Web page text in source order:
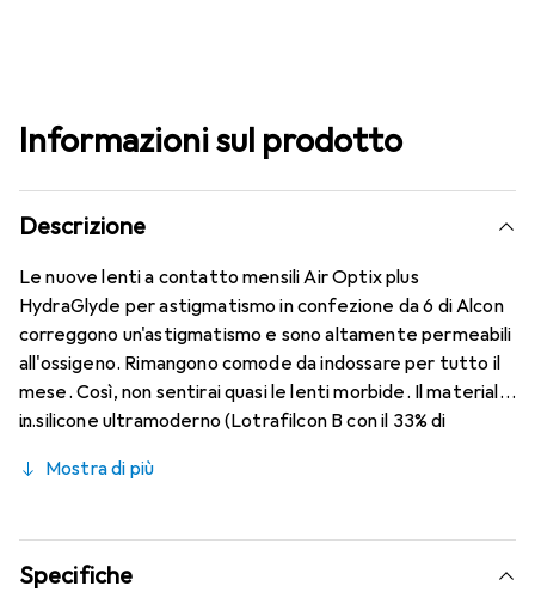
Informazioni sul prodotto
Descrizione
Le nuove lenti a contatto mensili Air Optix plus
HydraGlyde per astigmatismo in confezione da 6 di Alcon
correggono un'astigmatismo e sono altamente permeabili
all'ossigeno. Rimangono comode da indossare per tutto il
mese. Così, non sentirai quasi le lenti morbide. Il materiale
in silicone ultramoderno (Lotrafilcon B con il 33% di
HydraGlyde Moisture Matrix e la nota tecnologia
indossabilità che conosci. Comfort e assenza di fastidi per
tutta la giornata con le lenti mensili.
Mostra di più
Specifiche